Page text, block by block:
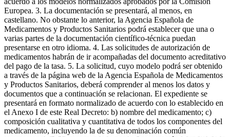
Europea. 3. La documentación se presentará, al menos, en
castellano. No obstante lo anterior, la Agencia Española de
Medicamentos y Productos Sanitarios podrá establecer que una o
varias partes de la documentación científico-técnica puedan
presentarse en otro idioma. 4. Las solicitudes de autorización de
medicamentos habrán de ir acompañadas del documento acreditativo
del pago de la tasa. 5. La solicitud, cuyo modelo podrá ser obtenido
a través de la página web de la Agencia Española de Medicamentos
y Productos Sanitarios, deberá comprender al menos los datos y
documentos que a continuación se relacionan. El expediente se
presentará en formato normalizado de acuerdo con lo establecido en
el Anexo I de este Real Decreto: b) nombre del medicamento; c)
composición cualitativa y cuantitativa de todos los componentes del
medicamento, incluyendo la de su denominación común